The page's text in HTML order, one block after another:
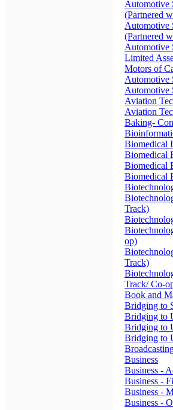
Automotive
(Partnered
Automotive
(Partnered
Automotive
Limited
Motors of
Automotive
Automotive
Aviation
Aviation
Baking-
Biomedical
Biomedical
Biomedical
Biomedical
Track)
op)
Track)
Track/ Co-
Book and
Bridging to
Bridging to
Bridging to
Bridging to
Business
Business -
Business -
Business -
Business -